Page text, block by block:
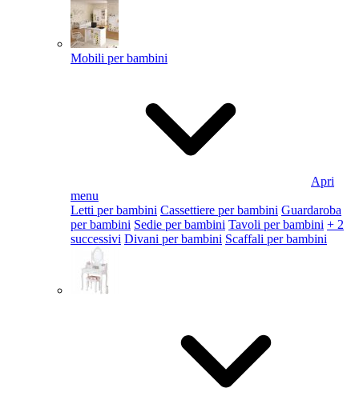
Mobili per bambini
Apri
menu
Letti per bambini Cassettiere per bambini Guardaroba
per bambini Sedie per bambini Tavoli per bambini + 2
successivi Divani per bambini Scaffali per bambini